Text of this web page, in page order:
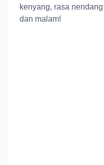
kenyang, rasa
dan malam!